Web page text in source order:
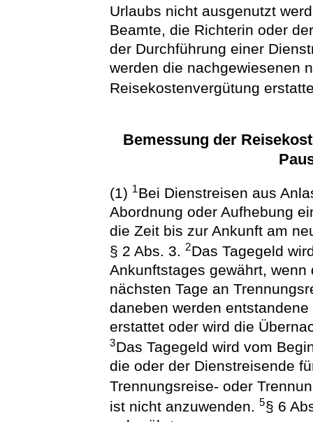
Urlaubs nicht ausgenutzt
Beamte, die Richterin oder
der Durchführung einer
werden die nachgewiesenen
Reisekostenvergütung
Bemessung der
(1) 1Bei Dienstreisen aus
Abordnung oder Aufhebung
die Zeit bis zur Ankunft am
§ 2 Abs. 3.2Das Tagegeld
Ankunftstages gewährt,
nächsten Tage an
daneben werden
erstattet oder wird die
3Das Tagegeld wird vom
die oder der Dienstreisende
Trennungsreise- oder
ist nicht anzuwenden.5§ 6